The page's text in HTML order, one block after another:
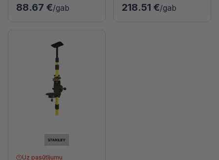
88.67 €/gab 218.51 €/gab
Uz pasūtījumu